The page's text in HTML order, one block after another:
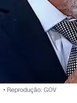
• Reprodução: GOV